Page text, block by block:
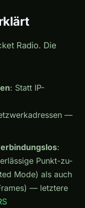
Radio. Die
: Statt IP-
—
:
Punkt-zu-
Mode) als auch
— letztere